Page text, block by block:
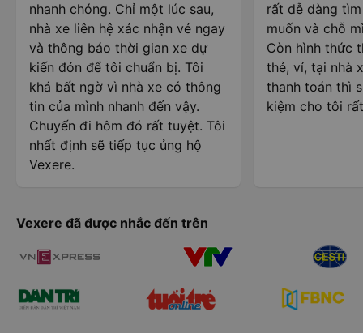
nhanh chóng. Chỉ một lúc sau,
nhà xe liên hệ xác nhận vé ngay
và thông báo thời gian xe dự
kiến đón để tôi chuẩn bị. Tôi
khá bất ngờ vì nhà xe có thông
tin của mình nhanh đến vậy.
Chuyến đi hôm đó rất tuyệt. Tôi
nhất định sẽ tiếp tục ủng hộ
Vexere.
rất dễ dàng
muốn và chỗ
Còn hình thức
thẻ, ví, tại nhà
thanh toán thì
kiệm cho tôi
Vexere đã được nhắc đến trên